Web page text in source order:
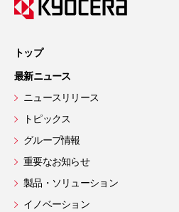
トップ
最新ニュース
ニュースリリース
トピックス
グループ情報
重要なお知らせ
製品・ソリューション
イノベーション